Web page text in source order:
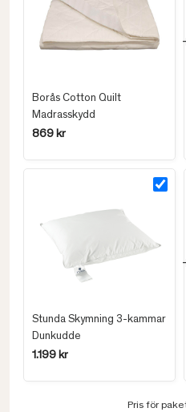
Borås Cotton Quilt
Madrasskydd
869 kr
Stunda Skymning 3-kammar
Dunkudde
1.199 kr
Pris för